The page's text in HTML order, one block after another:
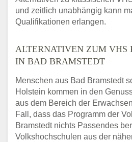
und zeitlich unabhängig kann
Qualifikationen erlangen.
ALTERNATIVEN ZUM VHS
IN BAD BRAMSTEDT
Menschen aus Bad Bramstedt
Holstein kommen in den
aus dem Bereich der
Fall, dass das Programm der
Bramstedt nichts Passendes
Volkshochschulen aus der